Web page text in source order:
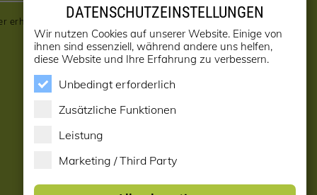
erhalten! (kann jederzeit abbestellt werden)
DATENSCHUTZEINSTELLUNGEN
Wir nutzen Cookies auf unserer Website. Einige von
ihnen sind essenziell, während andere uns helfen,
diese Website und Ihre Erfahrung zu verbessern.
Unbedingt erforderlich
Zusätzliche Funktionen
Leistung
Marketing / Third Party